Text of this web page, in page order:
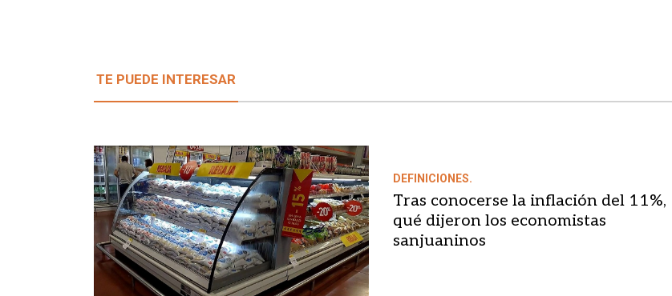
TE PUEDE INTERESAR
DEFINICIONES.
Tras conocerse la inflación del 11%,
qué dijeron los economistas
sanjuaninos